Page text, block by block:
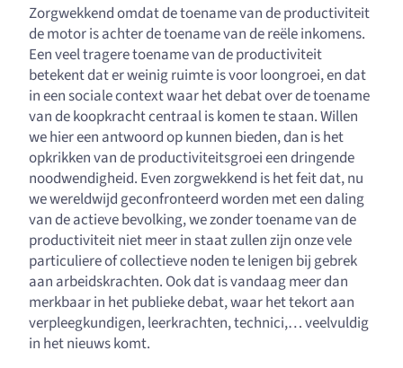
Zorgwekkend omdat de toename van de productiviteit
de motor is achter de toename van de reële inkomens.
Een veel tragere toename van de productiviteit
betekent dat er weinig ruimte is voor loongroei, en dat
in een sociale context waar het debat over de toename
van de koopkracht centraal is komen te staan. Willen
we hier een antwoord op kunnen bieden, dan is het
opkrikken van de productiviteitsgroei een dringende
noodwendigheid. Even zorgwekkend is het feit dat, nu
we wereldwijd geconfronteerd worden met een daling
van de actieve bevolking, we zonder toename van de
productiviteit niet meer in staat zullen zijn onze vele
particuliere of collectieve noden te lenigen bij gebrek
aan arbeidskrachten. Ook dat is vandaag meer dan
merkbaar in het publieke debat, waar het tekort aan
verpleegkundigen, leerkrachten, technici,… veelvuldig
in het nieuws komt.